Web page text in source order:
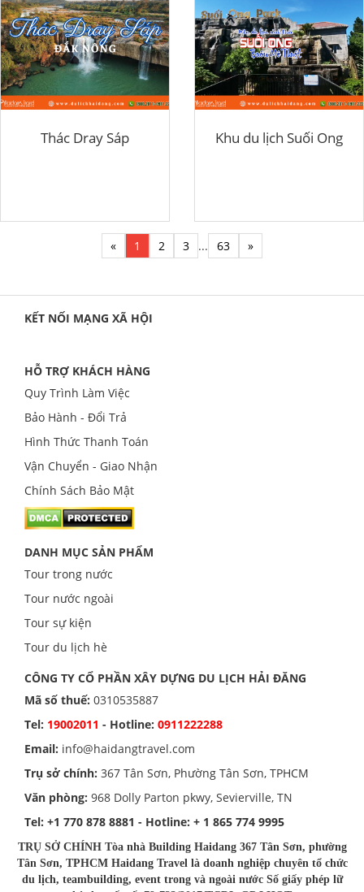
Thác Dray Sáp Khu du lịch Suối Ong
« 1 2 3 ... 63 »
KẾT NỐI MẠNG XÃ HỘI
HỖ TRỢ KHÁCH HÀNG
Quy Trình Làm Việc
Bảo Hành - Đổi Trả
Hình Thức Thanh Toán
Vận Chuyển - Giao Nhận
Chính Sách Bảo Mật
DANH MỤC SẢN PHẨM
Tour trong nước
Tour nước ngoài
Tour sự kiện
Tour du lịch hè
CÔNG TY CỔ PHẦN XÂY DỰNG DU LỊCH HẢI ĐĂNG
Mã số thuế: 0310535887
Tel: 19002011 - Hotline: 0911222288
Email: info@haidangtravel.com
Trụ sở chính: 367 Tân Sơn, Phường Tân Sơn, TPHCM
Văn phòng: 968 Dolly Parton pkwy, Sevierville, TN
Tel: +1 770 878 8881 - Hotline: + 1 865 774 9995
TRỤ SỞ CHÍNH Tòa nhà Building Haidang 367 Tân Sơn, phường
Tân Sơn, TPHCM Haidang Travel là doanh nghiệp chuyên tổ chức
du lịch, teambuilding, event trong và ngoài nước Số giấy phép lữ